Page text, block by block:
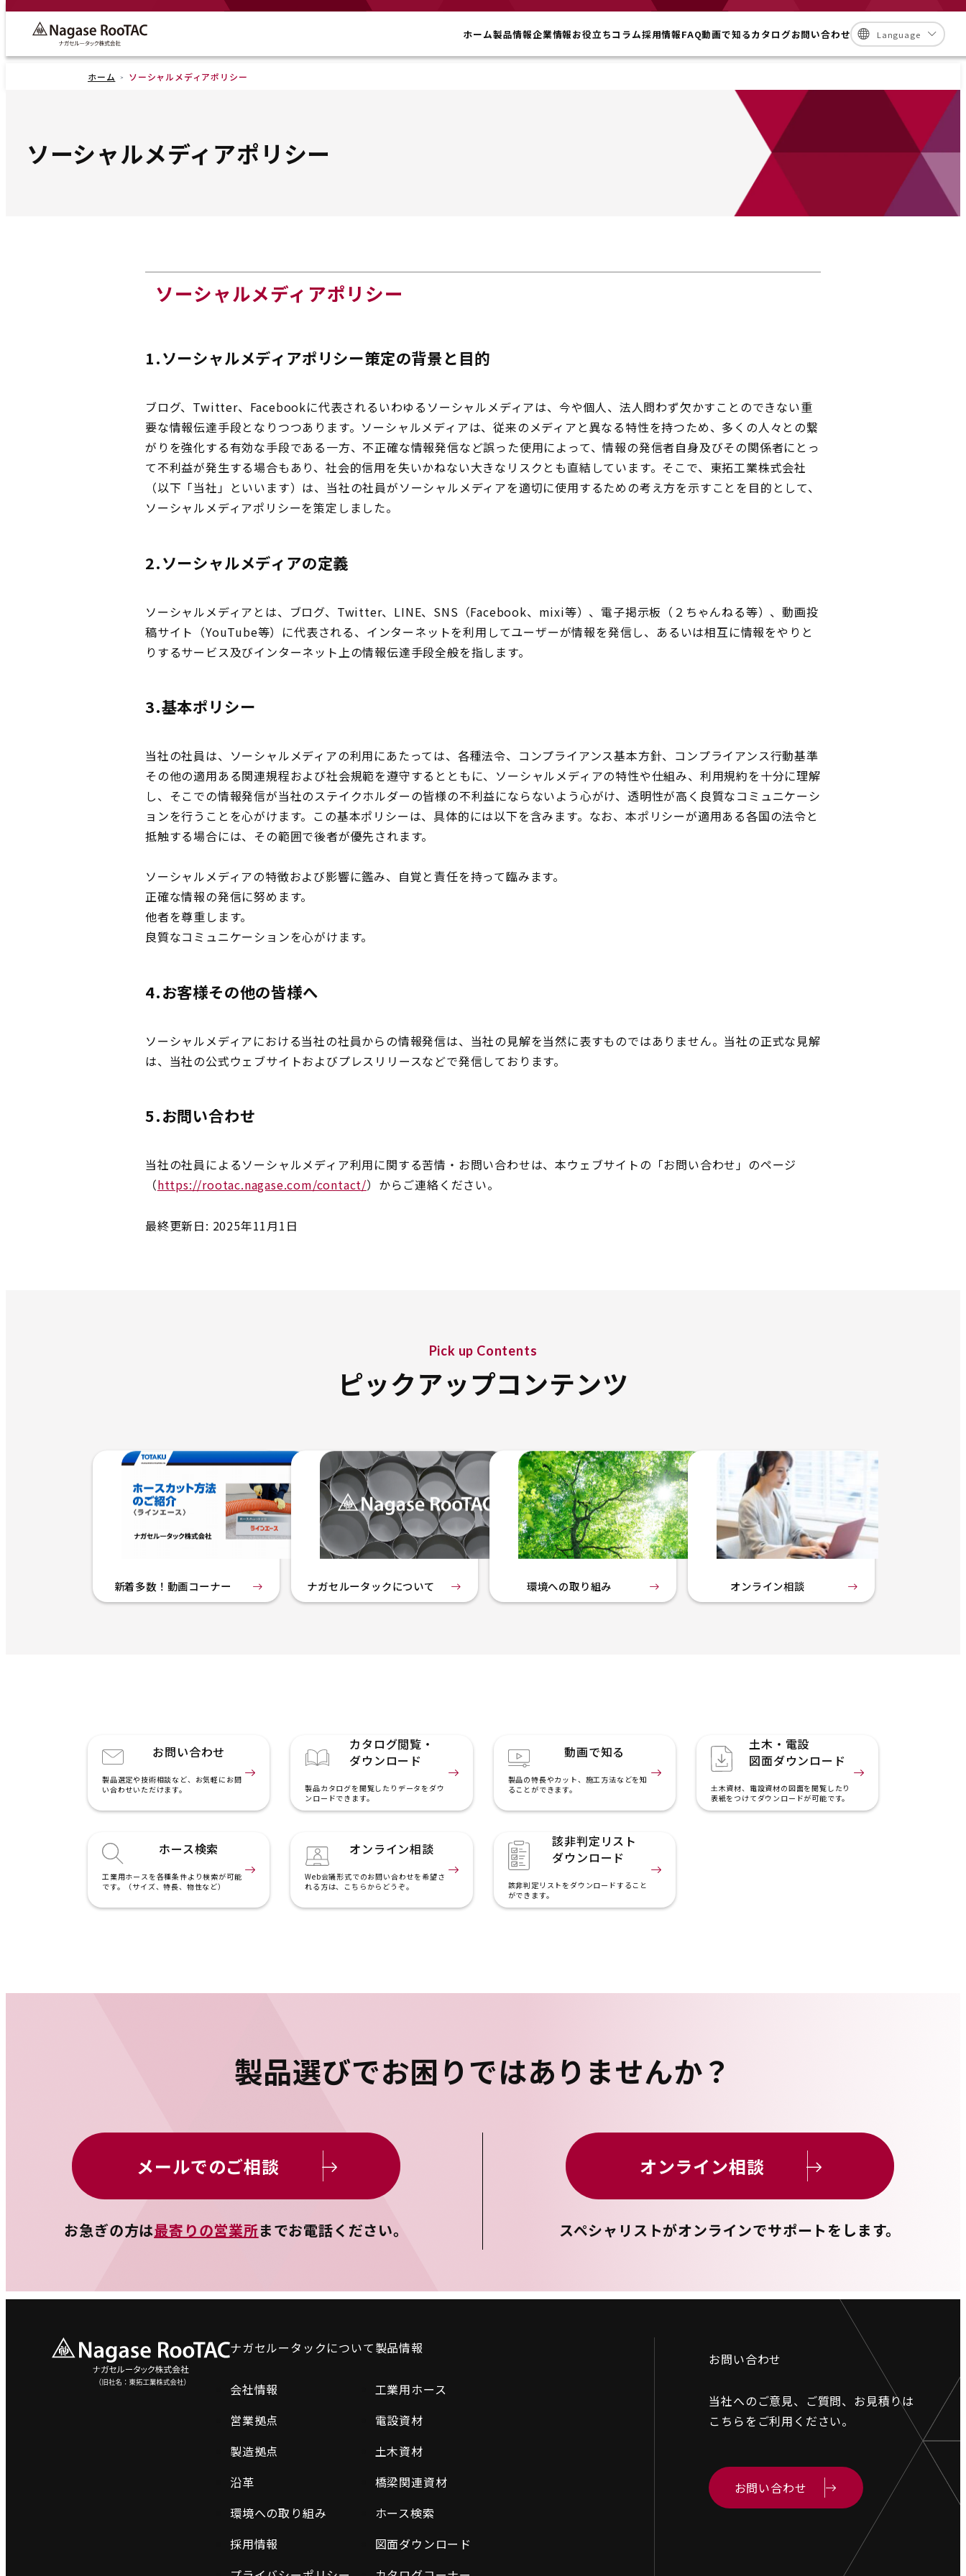
ホーム製品情報企業情報お役立ちコラム採用情報FAQ動画で知るカタログお問い合わせ Language
ホーム ソーシャルメディアポリシー
ソーシャルメディアポリシー
ソーシャルメディアポリシー
1.ソーシャルメディアポリシー策定の背景と目的
ブログ、Twitter、Facebookに代表されるいわゆるソーシャルメディアは、今や個人、法人問わず欠かすことのできない重
要な情報伝達手段となりつつあります。ソーシャルメディアは、従来のメディアと異なる特性を持つため、多くの人々との繋
がりを強化する有効な手段である一方、不正確な情報発信など誤った使用によって、情報の発信者自身及びその関係者にとっ
て不利益が発生する場合もあり、社会的信用を失いかねない大きなリスクとも直結しています。そこで、東拓工業株式会社
（以下「当社」といいます）は、当社の社員がソーシャルメディアを適切に使用するための考え方を示すことを目的として、
ソーシャルメディアポリシーを策定しました。
2.ソーシャルメディアの定義
ソーシャルメディアとは、ブログ、Twitter、LINE、SNS（Facebook、mixi等）、電子掲示板（２ちゃんねる等）、動画投
稿サイト（YouTube等）に代表される、インターネットを利用してユーザーが情報を発信し、あるいは相互に情報をやりと
りするサービス及びインターネット上の情報伝達手段全般を指します。
3.基本ポリシー
当社の社員は、ソーシャルメディアの利用にあたっては、各種法令、コンプライアンス基本方針、コンプライアンス行動基準
その他の適用ある関連規程および社会規範を遵守するとともに、ソーシャルメディアの特性や仕組み、利用規約を十分に理解
し、そこでの情報発信が当社のステイクホルダーの皆様の不利益にならないよう心がけ、透明性が高く良質なコミュニケーシ
ョンを行うことを心がけます。この基本ポリシーは、具体的には以下を含みます。なお、本ポリシーが適用ある各国の法令と
抵触する場合には、その範囲で後者が優先されます。
ソーシャルメディアの特徴および影響に鑑み、自覚と責任を持って臨みます。
正確な情報の発信に努めます。
他者を尊重します。
良質なコミュニケーションを心がけます。
4.お客様その他の皆様へ
ソーシャルメディアにおける当社の社員からの情報発信は、当社の見解を当然に表すものではありません。当社の正式な見解
は、当社の公式ウェブサイトおよびプレスリリースなどで発信しております。
5.お問い合わせ
当社の社員によるソーシャルメディア利用に関する苦情・お問い合わせは、本ウェブサイトの「お問い合わせ」のページ
（https://rootac.nagase.com/contact/）からご連絡ください。
最終更新日: 2025年11月1日
Pick up Contents
ピックアップコンテンツ
新着多数！動画コーナー ナガセルータックについて 環境への取り組み オンライン相談
お問い合わせ
製品選定や技術相談など、お気軽にお問
い合わせいただけます。
カタログ閲覧・
ダウンロード
製品カタログを閲覧したりデータをダウ
ンロードできます。
動画で知る
製品の特長やカット、施工方法などを知
ることができます。
土木・電設
図面ダウンロード
土木資材、電設資材の図面を閲覧したり
表紙をつけてダウンロードが可能です。
ホース検索
工業用ホースを各種条件より検索が可能
です。（サイズ、特長、物性など）
オンライン相談
Web会議形式でのお問い合わせを希望さ
れる方は、こちらからどうぞ。
該非判定リスト
ダウンロード
該非判定リストをダウンロードすること
ができます。
製品選びでお困りではありませんか？
メールでのご相談
お急ぎの方は最寄りの営業所までお電話ください。
オンライン相談
スペシャリストがオンラインでサポートをします。
ナガセルータックについて
会社情報
営業拠点
製造拠点
沿革
環境への取り組み
採用情報
製品情報
工業用ホース
電設資材
土木資材
橋梁関連資材
ホース検索
図面ダウンロード
お問い合わせ
当社へのご意見、ご質問、お見積りは
こちらをご利用ください。
お問い合わせ